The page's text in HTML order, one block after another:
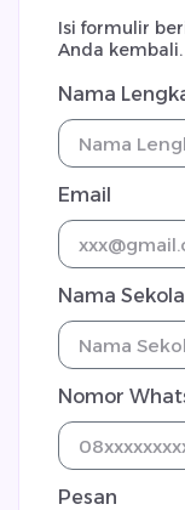
Isi formulir
Anda kembali.
Nama
Email
Nama
Nomor
Pesan